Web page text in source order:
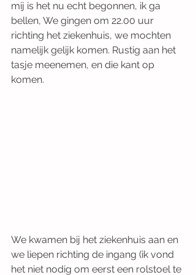
mij is het nu echt begonnen, ik ga
bellen, We gingen om 22.00 uur
richting het ziekenhuis, we mochten
namelijk gelijk komen. Rustig aan het
tasje meenemen, en die kant op
komen.
We kwamen bij het ziekenhuis aan en
we liepen richting de ingang (ik vond
het niet nodig om eerst een rolstoel te